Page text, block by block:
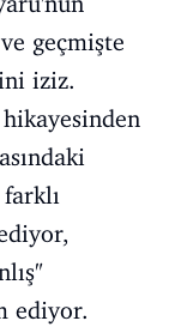
geçmişte
iziz.
ediyor.